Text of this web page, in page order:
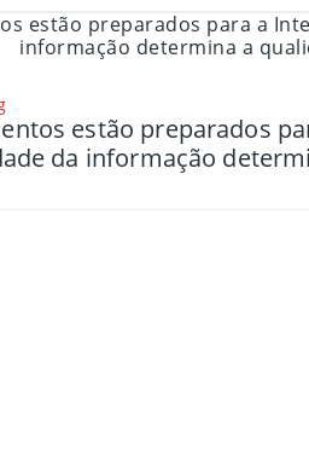
estão preparados
da informação